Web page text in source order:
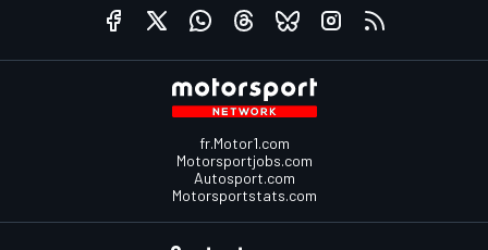
fr.Motor1.com
Motorsportjobs.com
Autosport.com
Motorsportstats.com